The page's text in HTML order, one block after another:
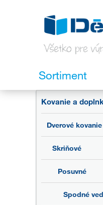
Sortiment
Kovanie a
Dverové kovanie
Skriňové
Posuvné
Spodné